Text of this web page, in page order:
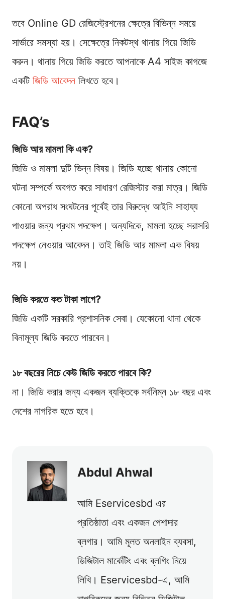
তবে Online GD রেজিস্ট্রেশনের ক্ষেত্রে বিভিন্ন সময়ে
সার্ভারে সমস্যা হয়। সেক্ষেত্রে নিকটস্থ থানায় গিয়ে জিডি
করুন। থানায় গিয়ে জিডি করতে আপনাকে A4 সাইজ কাগজে
একটি জিডি আবেদন লিখতে হবে।
FAQ’s
জিডি আর মামলা কি এক?
জিডি ও মামলা দুটি ভিন্ন বিষয়। জিডি হচ্ছে থানায় কোনো
ঘটনা সম্পর্কে অবগত করে সাধারণ রেজিস্টার করা মাত্র। জিডি
কোনো অপরাধ সংঘটনের পূর্বেই তার বিরুদ্ধে আইনি সাহায্য
পাওয়ার জন্য প্রথম পদক্ষেপ। অন্যদিকে, মামলা হচ্ছে সরাসরি
পদক্ষেপ নেওয়ার আবেদন। তাই জিডি আর মামলা এক বিষয়
নয়।
জিডি করতে কত টাকা লাগে?
জিডি একটি সরকারি প্রশাসনিক সেবা। যেকোনো থানা থেকে
বিনামূল্য জিডি করতে পারবেন।
১৮ বছরের নিচে কেউ জিডি করতে পারবে কি?
না। জিডি করার জন্য একজন ব্যক্তিকে সর্বনিম্ন ১৮ বছর এবং
দেশের নাগরিক হতে হবে।
Abdul Ahwal
আমি Eservicesbd এর
প্রতিষ্ঠাতা এবং একজন পেশাদার
ব্লগার। আমি মূলত অনলাইন ব্যবসা,
ডিজিটাল মার্কেটিং এবং ব্লগিং নিয়ে
লিখি। Eservicesbd-এ, আমি